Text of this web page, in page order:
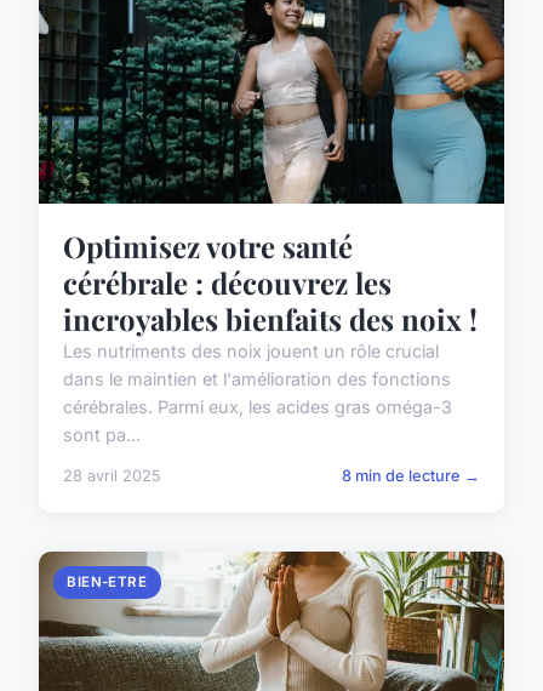
Optimisez votre santé
cérébrale : découvrez les
incroyables bienfaits des noix !
Les nutriments des noix jouent un rôle crucial
dans le maintien et l'amélioration des fonctions
cérébrales. Parmi eux, les acides gras oméga-3
sont pa...
28 avril 2025 8 min de lecture →
BIEN-ETRE